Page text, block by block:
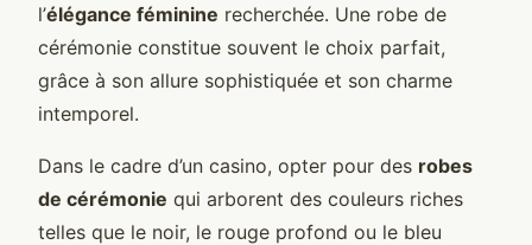
l’élégance féminine recherchée. Une robe de
cérémonie constitue souvent le choix parfait,
grâce à son allure sophistiquée et son charme
intemporel.
Dans le cadre d’un casino, opter pour des robes
de cérémonie qui arborent des couleurs riches
telles que le noir, le rouge profond ou le bleu